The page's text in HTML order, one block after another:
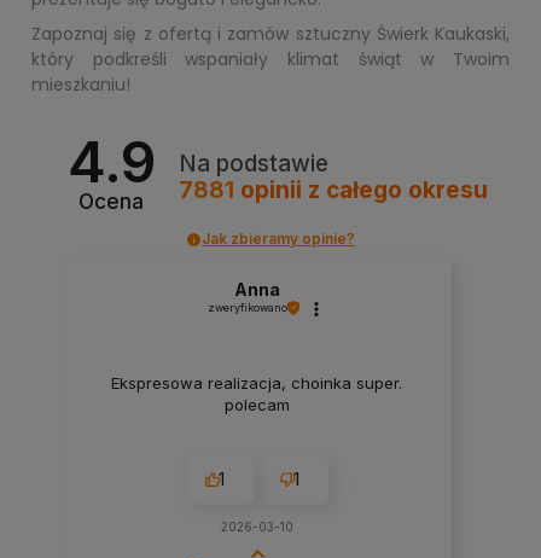
Zapoznaj się z ofertą i zamów sztuczny Świerk Kaukaski,
który podkreśli wspaniały klimat świąt w Twoim
mieszkaniu!
4.9
Ocena
Na podstawie
7881 opinii z całego okresu
Jak zbieramy opinie?
Anna
zweryfikowano
Ekspresowa realizacja, choinka super.
polecam
1 1
2026-03-10